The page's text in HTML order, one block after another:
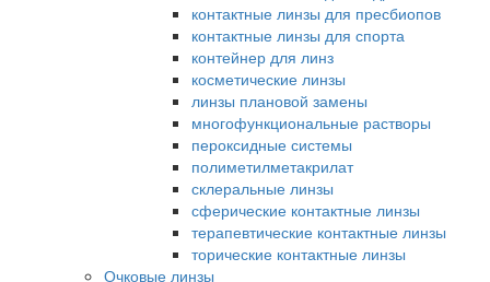
контактные линзы для пресбиопов
контактные линзы для спорта
контейнер для линз
косметические линзы
линзы плановой замены
многофункциональные растворы
пероксидные системы
полиметилметакрилат
склеральные линзы
сферические контактные линзы
терапевтические контактные линзы
торические контактные линзы
Очковые линзы